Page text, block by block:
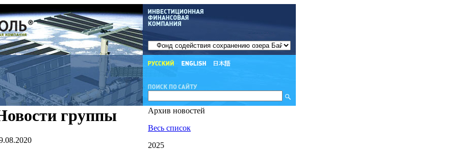
группы
Архив новостей
Весь список
2025